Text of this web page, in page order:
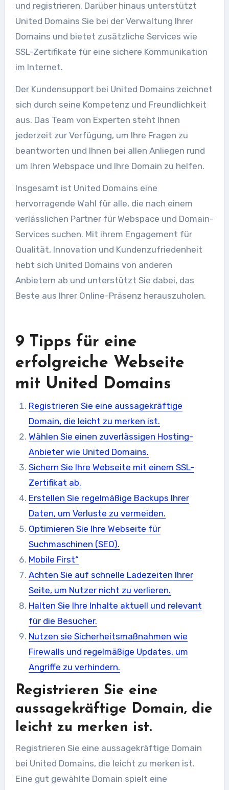
und registrieren. Darüber hinaus unterstützt
United Domains Sie bei der Verwaltung Ihrer
Domains und bietet zusätzliche Services wie
SSL-Zertifikate für eine sichere Kommunikation
im Internet.
Der Kundensupport bei United Domains zeichnet
sich durch seine Kompetenz und Freundlichkeit
aus. Das Team von Experten steht Ihnen
jederzeit zur Verfügung, um Ihre Fragen zu
beantworten und Ihnen bei allen Anliegen rund
um Ihren Webspace und Ihre Domain zu helfen.
Insgesamt ist United Domains eine
hervorragende Wahl für alle, die nach einem
verlässlichen Partner für Webspace und Domain-
Services suchen. Mit ihrem Engagement für
Qualität, Innovation und Kundenzufriedenheit
hebt sich United Domains von anderen
Anbietern ab und unterstützt Sie dabei, das
Beste aus Ihrer Online-Präsenz herauszuholen.
9 Tipps für eine
erfolgreiche Webseite
mit United Domains
Registrieren Sie eine aussagekräftige
Domain, die leicht zu merken ist.
Wählen Sie einen zuverlässigen Hosting-
Anbieter wie United Domains.
Sichern Sie Ihre Webseite mit einem SSL-
Zertifikat ab.
Erstellen Sie regelmäßige Backups Ihrer
Daten, um Verluste zu vermeiden.
Optimieren Sie Ihre Webseite für
Suchmaschinen (SEO).
Mobile First“
Achten Sie auf schnelle Ladezeiten Ihrer
Seite, um Nutzer nicht zu verlieren.
Halten Sie Ihre Inhalte aktuell und relevant
für die Besucher.
Nutzen sie Sicherheitsmaßnahmen wie
Firewalls und regelmäßige Updates, um
Angriffe zu verhindern.
Registrieren Sie eine
aussagekräftige Domain, die
leicht zu merken ist.
Registrieren Sie eine aussagekräftige Domain
bei United Domains, die leicht zu merken ist.
Eine gut gewählte Domain spielt eine